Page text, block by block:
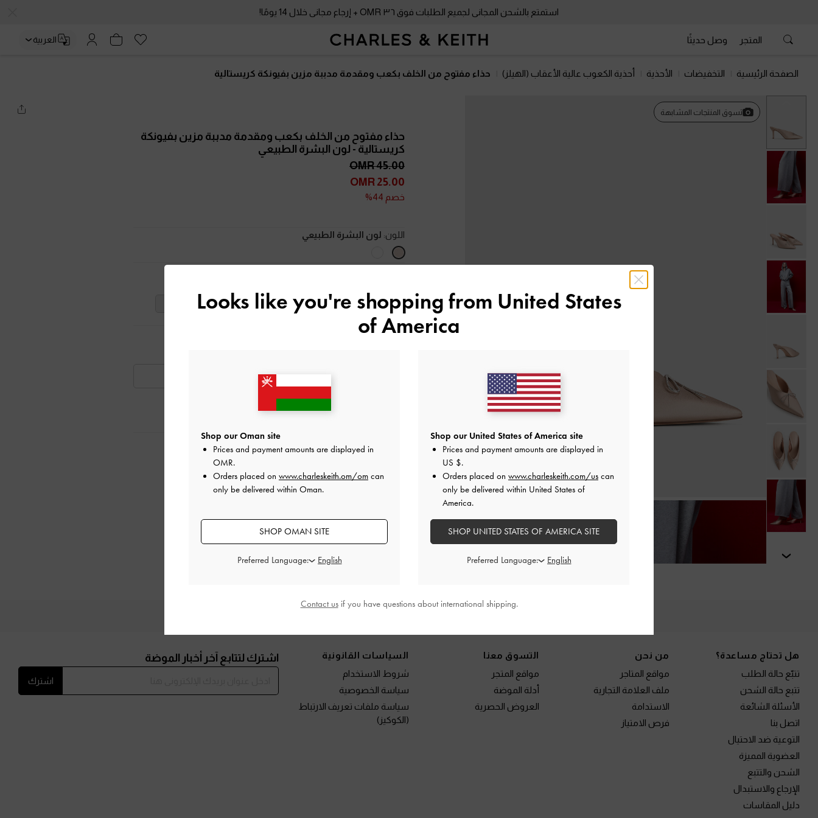
استمتع بالشحن المجاني لجميع الطلبات فوق ٣٦ OMR + إرجاع مجاني خلال 14 يومًا!
المتجر وصل حديثًا العربية
الصفحة الرئيسية التخفيضات الأحذية أحذية الكعوب عالية الأعقاب (الهيلز) حذاء مفتوح من الخلف بكعب ومقدمة مدببة مزين بفيونكة كريستالية
تسوق المنتجات المشابهة
حذاء مفتوح من الخلف بكعب ومقدمة مدببة مزين بفيونكة
كريستالية - لون البشرة الطبيعي
45.00 OMR
25.00 OMR
خصم 44%
اللون: لون البشرة الطبيعي
35
36
37
38
39
40
غير متوفر
تفاصيل المنتج وتعليمات العناية
الشحن والإرجاع
هل تحتاج مساعدة؟
تتبّع حالة الطلب
تتبع حالة الشحن
الأسئلة الشائعة
اتصل بنا
التوعية ضد الاحتيال
العضوية المميزة
الشحن والتتبع
الإرجاع والاستبدال
دليل المقاسات
من نحن
مواقع المتاجر
ملف العلامة التجارية
الاستدامة
فرص الامتياز
التسوق معنا
مواقع المتجر
أدلة الموضة
العروض الحصرية
السياسات القانونية
شروط الاستخدام
سياسة الخصوصية
سياسة ملفات تعريف الارتباط
(الكوكيز)
اشترك لتتابع آخر أخبار الموضة
اشترك
Looks like you're shopping from United States
of America
Shop our Oman site
Prices and payment amounts are displayed in
OMR.
Orders placed on www.charleskeith.om/om can
only be delivered within Oman.
SHOP OMAN SITE
Preferred Language:
Shop our United States of America site
Prices and payment amounts are displayed in
US $.
Orders placed on www.charleskeith.com/us can
only be delivered within United States of
America.
SHOP UNITED STATES OF AMERICA SITE
Preferred Language:
Contact usif you have questions about international shipping.